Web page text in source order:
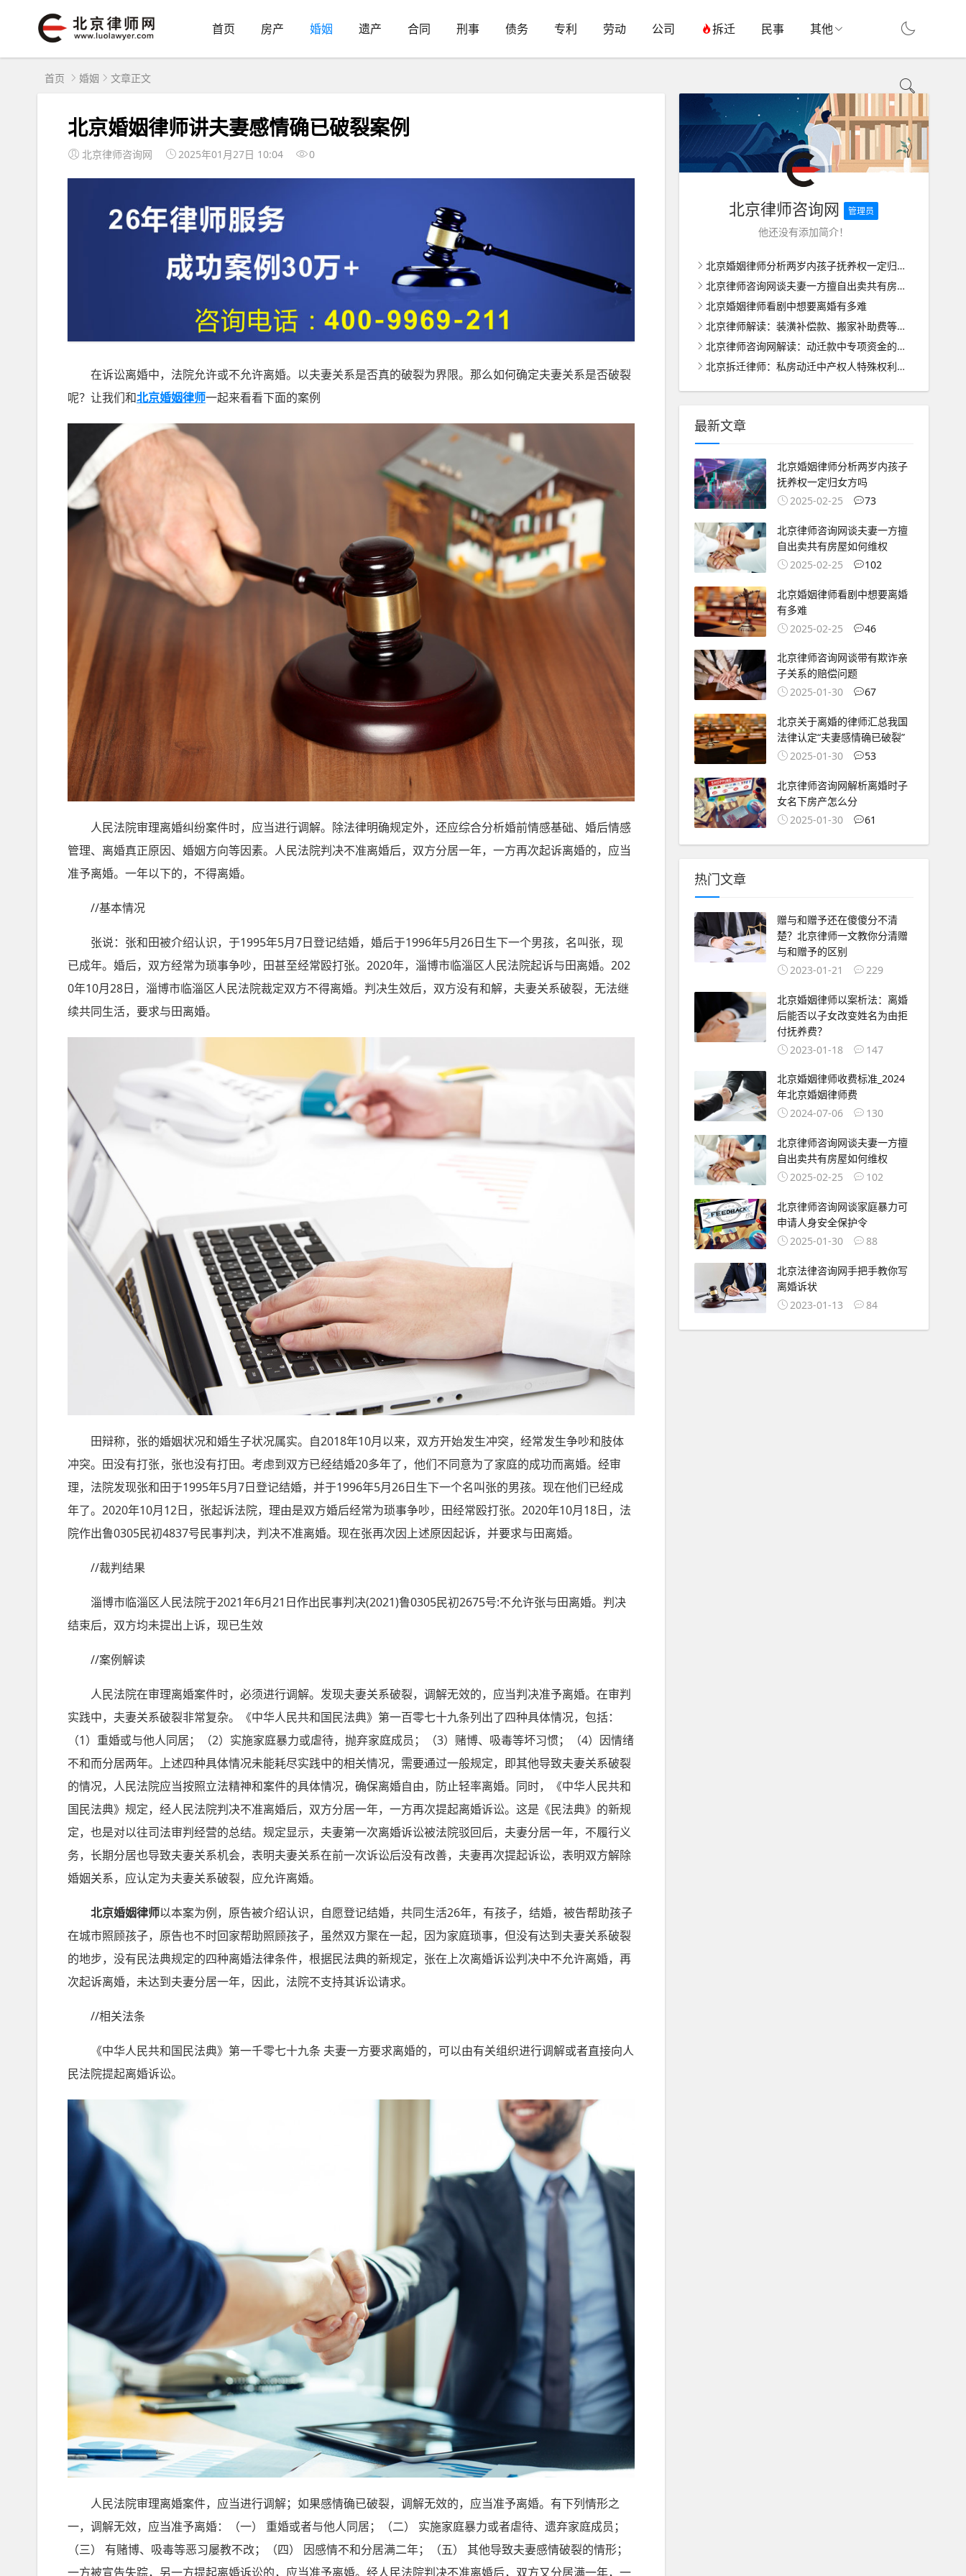
首页 房产 婚姻 遗产 合同 刑事 债务 专利 劳动 公司 拆迁 民事 其他
首页 婚姻 文章正文
北京婚姻律师讲夫妻感情确已破裂案例
北京律师咨询网 2025年01月27日 10:04 0
在诉讼离婚中，法院允许或不允许离婚。以夫妻关系是否真的破裂为界限。那么如何确定夫妻关系是否破裂
呢？让我们和北京婚姻律师一起来看看下面的案例
人民法院审理离婚纠纷案件时，应当进行调解。除法律明确规定外，还应综合分析婚前情感基础、婚后情感
管理、离婚真正原因、婚姻方向等因素。人民法院判决不准离婚后，双方分居一年，一方再次起诉离婚的，应当
准予离婚。一年以下的，不得离婚。
//基本情况
张说：张和田被介绍认识，于1995年5月7日登记结婚，婚后于1996年5月26日生下一个男孩，名叫张，现
已成年。婚后，双方经常为琐事争吵，田甚至经常殴打张。2020年，淄博市临淄区人民法院起诉与田离婚。202
0年10月28日，淄博市临淄区人民法院裁定双方不得离婚。判决生效后，双方没有和解，夫妻关系破裂，无法继
续共同生活，要求与田离婚。
田辩称，张的婚姻状况和婚生子状况属实。自2018年10月以来，双方开始发生冲突，经常发生争吵和肢体
冲突。田没有打张，张也没有打田。考虑到双方已经结婚20多年了，他们不同意为了家庭的成功而离婚。经审
理，法院发现张和田于1995年5月7日登记结婚，并于1996年5月26日生下一个名叫张的男孩。现在他们已经成
年了。2020年10月12日，张起诉法院，理由是双方婚后经常为琐事争吵，田经常殴打张。2020年10月18日，法
院作出鲁0305民初4837号民事判决，判决不准离婚。现在张再次因上述原因起诉，并要求与田离婚。
//裁判结果
淄博市临淄区人民法院于2021年6月21日作出民事判决(2021)鲁0305民初2675号:不允许张与田离婚。判决
结束后，双方均未提出上诉，现已生效
//案例解读
人民法院在审理离婚案件时，必须进行调解。发现夫妻关系破裂，调解无效的，应当判决准予离婚。在审判
实践中，夫妻关系破裂非常复杂。《中华人民共和国民法典》第一百零七十九条列出了四种具体情况，包括：
（1）重婚或与他人同居；（2）实施家庭暴力或虐待，抛弃家庭成员；（3）赌博、吸毒等坏习惯；（4）因情绪
不和而分居两年。上述四种具体情况未能耗尽实践中的相关情况，需要通过一般规定，即其他导致夫妻关系破裂
的情况，人民法院应当按照立法精神和案件的具体情况，确保离婚自由，防止轻率离婚。同时，《中华人民共和
国民法典》规定，经人民法院判决不准离婚后，双方分居一年，一方再次提起离婚诉讼。这是《民法典》的新规
定，也是对以往司法审判经营的总结。规定显示，夫妻第一次离婚诉讼被法院驳回后，夫妻分居一年，不履行义
务，长期分居也导致夫妻关系机会，表明夫妻关系在前一次诉讼后没有改善，夫妻再次提起诉讼，表明双方解除
婚姻关系，应认定为夫妻关系破裂，应允许离婚。
北京婚姻律师以本案为例，原告被介绍认识，自愿登记结婚，共同生活26年，有孩子，结婚，被告帮助孩子
在城市照顾孩子，原告也不时回家帮助照顾孩子，虽然双方聚在一起，因为家庭琐事，但没有达到夫妻关系破裂
的地步，没有民法典规定的四种离婚法律条件，根据民法典的新规定，张在上次离婚诉讼判决中不允许离婚，再
次起诉离婚，未达到夫妻分居一年，因此，法院不支持其诉讼请求。
//相关法条
《中华人民共和国民法典》第一千零七十九条 夫妻一方要求离婚的，可以由有关组织进行调解或者直接向人
民法院提起离婚诉讼。
人民法院审理离婚案件，应当进行调解；如果感情确已破裂，调解无效的，应当准予离婚。有下列情形之
一，调解无效，应当准予离婚：（一） 重婚或者与他人同居；（二） 实施家庭暴力或者虐待、遗弃家庭成员；
（三） 有赌博、吸毒等恶习屡教不改；（四） 因感情不和分居满二年；（五） 其他导致夫妻感情破裂的情形；
一方被宣告失踪，另一方提起离婚诉讼的，应当准予离婚。经人民法院判决不准离婚后，双方又分居满一年，一
北京律师咨询网 管理员
他还没有添加简介！
北京婚姻律师分析两岁内孩子抚养权一定归女方吗
北京律师咨询网谈夫妻一方擅自出卖共有房屋如何维权
北京婚姻律师看剧中想要离婚有多难
北京律师解读：装潢补偿款、搬家补助费等的合理分配之道
北京律师咨询网解读：动迁款中专项资金的管理与使用之道
北京拆迁律师：私房动迁中产权人特殊权利的法律保护与处理
最新文章
北京婚姻律师分析两岁内孩子
抚养权一定归女方吗
2025-02-25
73
北京律师咨询网谈夫妻一方擅
自出卖共有房屋如何维权
2025-02-25
102
北京婚姻律师看剧中想要离婚
有多难
2025-02-25
46
北京律师咨询网谈带有欺诈亲
子关系的赔偿问题
2025-01-30
67
北京关于离婚的律师汇总我国
法律认定“夫妻感情确已破裂”
2025-01-30
53
北京律师咨询网解析离婚时子
女名下房产怎么分
2025-01-30
61
热门文章
赠与和赠予还在傻傻分不清
楚？北京律师一文教你分清赠
与和赠予的区别
2023-01-21
229
北京婚姻律师以案析法：离婚
后能否以子女改变姓名为由拒
付抚养费？
2023-01-18
147
北京婚姻律师收费标准_2024
年北京婚姻律师费
2024-07-06
130
北京律师咨询网谈夫妻一方擅
自出卖共有房屋如何维权
2025-02-25
102
北京律师咨询网谈家庭暴力可
申请人身安全保护令
2025-01-30
88
北京法律咨询网手把手教你写
离婚诉状
2023-01-13
84